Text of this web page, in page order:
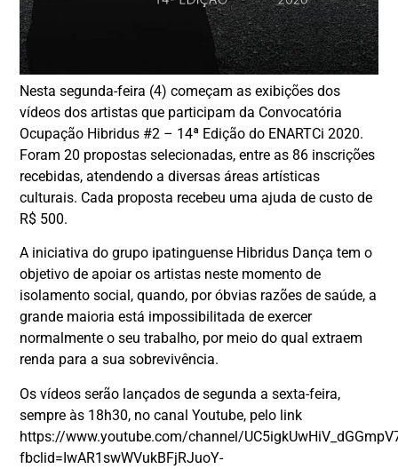
Nesta segunda-feira (4) começam as exibições dos
vídeos dos artistas que participam da Convocatória
Ocupação Hibridus #2 – 14ª Edição do ENARTCi 2020.
Foram 20 propostas selecionadas, entre as 86 inscrições
recebidas, atendendo a diversas áreas artísticas
culturais. Cada proposta recebeu uma ajuda de custo de
R$ 500.
A iniciativa do grupo ipatinguense Hibridus Dança tem o
objetivo de apoiar os artistas neste momento de
isolamento social, quando, por óbvias razões de saúde, a
grande maioria está impossibilitada de exercer
normalmente o seu trabalho, por meio do qual extraem
renda para a sua sobrevivência.
Os vídeos serão lançados de segunda a sexta-feira,
sempre às 18h30, no canal Youtube, pelo link
https://www.youtube.com/channel/
fbclid=IwAR1swWVukBFjRJuoY-